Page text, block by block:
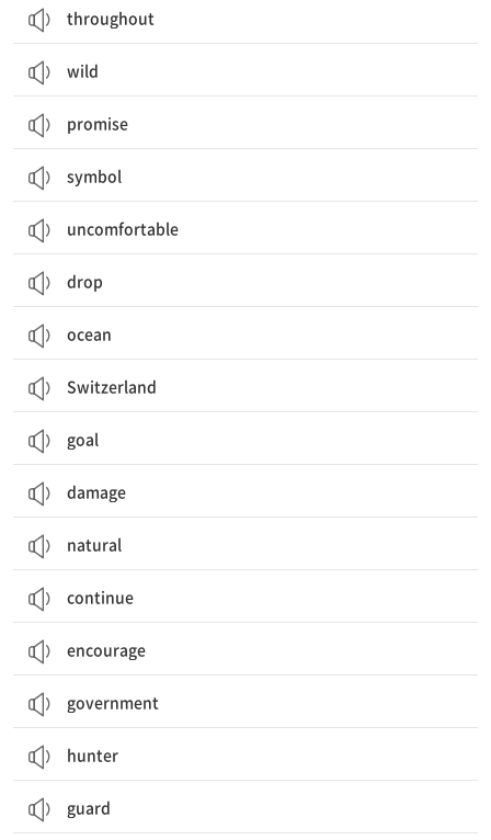
throughout
wild
promise
symbol
uncomfortable
drop
ocean
Switzerland
goal
damage
natural
continue
encourage
government
hunter
guard